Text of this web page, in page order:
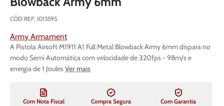
CÓD REF: I013595
Army Armament
A Pistola Airsoft M1911 A1 Full Metal Blowback Army 6mm dispara no
modo Semi Automática com velocidade de 320fps - 98m/s e
energia de 1 JoulesVer mais
Com Nota Fiscal Compra Segura Com Garantia